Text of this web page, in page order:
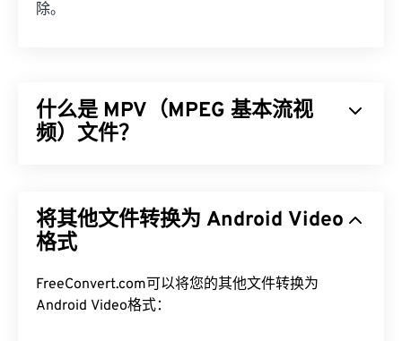
除。
什么是 MPV（MPEG 基本流视
频）文件？
功能是鼠标驱动的屏幕控制器 (OSC)。
播放 MPV 文件的最佳方式是使用
将其他文件转换为 Android Video
格式
FreeConvert.com可以将您的其他文件转换为
Android Video格式：